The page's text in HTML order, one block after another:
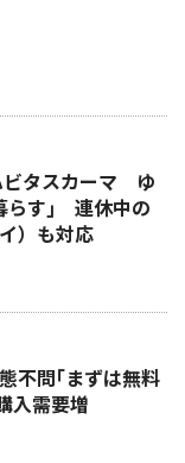
ビタスカーマ ゆ
らす｣ 連休中の
）も対応
不問｢まずは無料
入需要増